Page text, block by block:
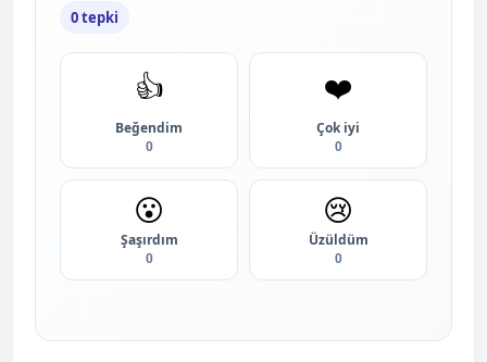
0 tepki
👍
Beğendim
0
❤️
Çok iyi
0
😮
Şaşırdım
0
😢
Üzüldüm
0